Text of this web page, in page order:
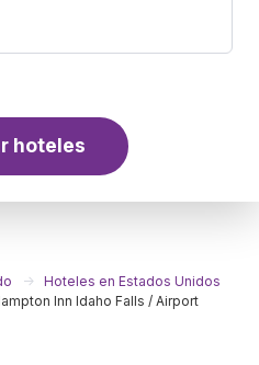
hoteles
Hoteles en Estados Unidos
Inn Idaho Falls / Airport